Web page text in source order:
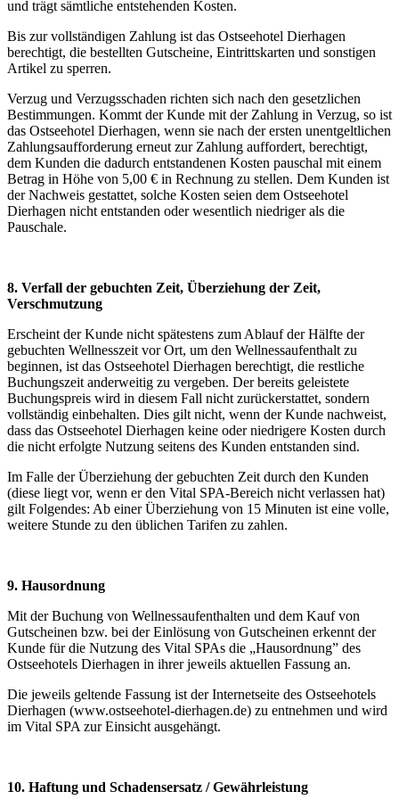
und trägt sämtliche entstehenden Kosten.
Bis zur vollständigen Zahlung ist das Ostseehotel Dierhagen
berechtigt, die bestellten Gutscheine, Eintrittskarten und sonstigen
Artikel zu sperren.
Verzug und Verzugsschaden richten sich nach den gesetzlichen
Bestimmungen. Kommt der Kunde mit der Zahlung in Verzug, so ist
das Ostseehotel Dierhagen, wenn sie nach der ersten unentgeltlichen
Zahlungsaufforderung erneut zur Zahlung auffordert, berechtigt,
dem Kunden die dadurch entstandenen Kosten pauschal mit einem
Betrag in Höhe von 5,00 € in Rechnung zu stellen. Dem Kunden ist
der Nachweis gestattet, solche Kosten seien dem Ostseehotel
Dierhagen nicht entstanden oder wesentlich niedriger als die
Pauschale.
8. Verfall der gebuchten Zeit, Überziehung der Zeit,
Verschmutzung
Erscheint der Kunde nicht spätestens zum Ablauf der Hälfte der
gebuchten Wellnesszeit vor Ort, um den Wellnessaufenthalt zu
beginnen, ist das Ostseehotel Dierhagen berechtigt, die restliche
Buchungszeit anderweitig zu vergeben. Der bereits geleistete
Buchungspreis wird in diesem Fall nicht zurückerstattet, sondern
vollständig einbehalten. Dies gilt nicht, wenn der Kunde nachweist,
dass das Ostseehotel Dierhagen keine oder niedrigere Kosten durch
die nicht erfolgte Nutzung seitens des Kunden entstanden sind.
Im Falle der Überziehung der gebuchten Zeit durch den Kunden
(diese liegt vor, wenn er den Vital SPA-Bereich nicht verlassen hat)
gilt Folgendes: Ab einer Überziehung von 15 Minuten ist eine volle,
weitere Stunde zu den üblichen Tarifen zu zahlen.
9. Hausordnung
Mit der Buchung von Wellnessaufenthalten und dem Kauf von
Gutscheinen bzw. bei der Einlösung von Gutscheinen erkennt der
Kunde für die Nutzung des Vital SPAs die „Hausordnung” des
Ostseehotels Dierhagen in ihrer jeweils aktuellen Fassung an.
Die jeweils geltende Fassung ist der Internetseite des Ostseehotels
Dierhagen (www.ostseehotel-dierhagen.de) zu entnehmen und wird
im Vital SPA zur Einsicht ausgehängt.
10. Haftung und Schadensersatz / Gewährleistung